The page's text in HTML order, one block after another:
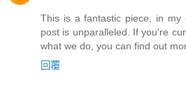
This is a fantastic piece, in my
post is unparalleled. If you're
what we do, you can find out
回覆